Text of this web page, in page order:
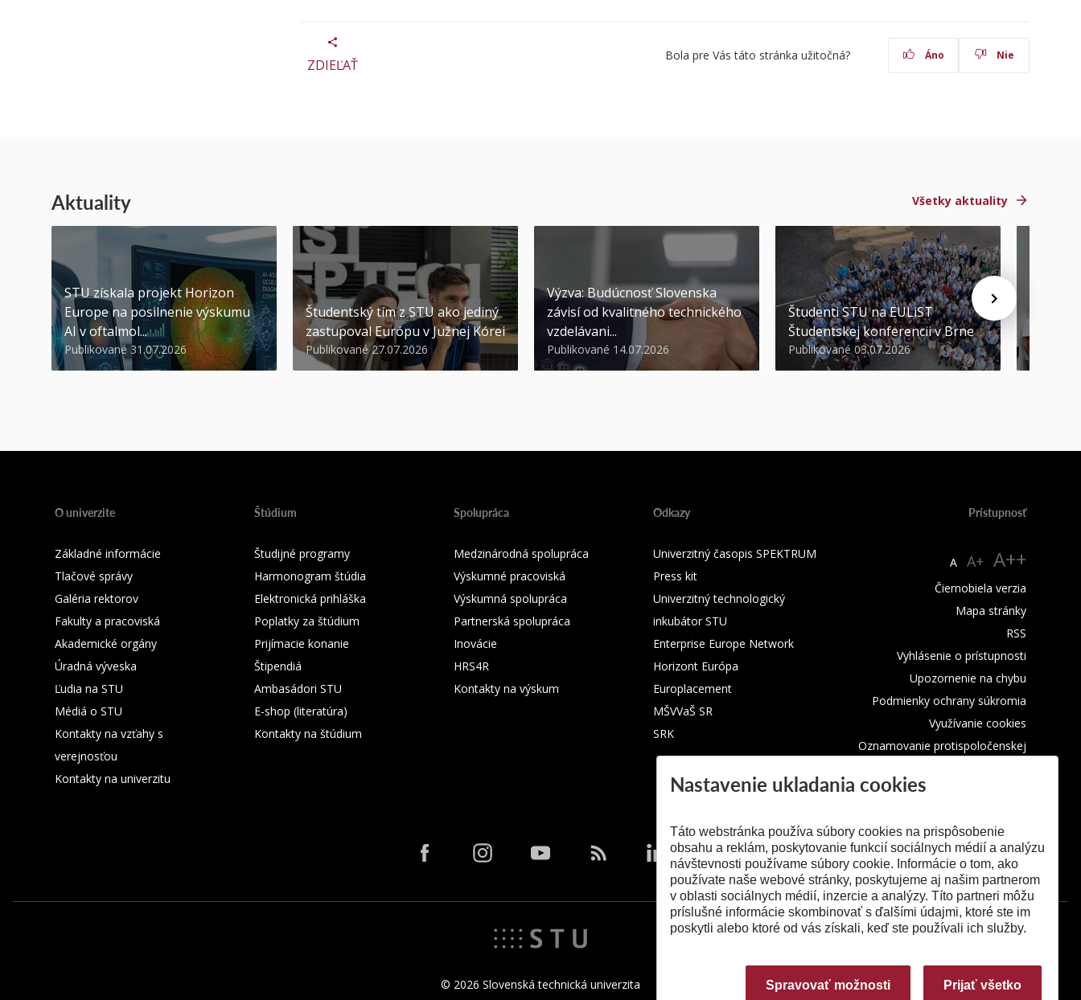
ZDIEĽAŤ
Bola pre Vás táto stránka užitočná? Áno Nie
Aktuality Všetky aktuality
STU získala projekt Horizon
Europe na posilnenie výskumu
AI v oftalmol...
Publikované 31.07.2026
Študentský tím z STU ako jediný
zastupoval Európu v Južnej Kórei
Publikované 27.07.2026
Výzva: Budúcnosť Slovenska
závisí od kvalitného technického
vzdelávani...
Publikované 14.07.2026
Študenti STU na EULiST
Študentskej konferencii v Brne
Publikované 03.07.2026
O univerzite
Základné informácie
Tlačové správy
Galéria rektorov
Fakulty a pracoviská
Akademické orgány
Úradná výveska
Ľudia na STU
Médiá o STU
Kontakty na vzťahy s
verejnosťou
Kontakty na univerzitu
Štúdium
Študijné programy
Harmonogram štúdia
Elektronická prihláška
Poplatky za štúdium
Prijímacie konanie
Štipendiá
Ambasádori STU
E-shop (literatúra)
Kontakty na štúdium
Spolupráca
Medzinárodná spolupráca
Výskumné pracoviská
Výskumná spolupráca
Partnerská spolupráca
Inovácie
HRS4R
Kontakty na výskum
Odkazy
Univerzitný časopis SPEKTRUM
Press kit
Univerzitný technologický
inkubátor STU
Enterprise Europe Network
Horizont Európa
Europlacement
MŠVVaŠ SR
SRK
Prístupnosť
A A+ A++
Čiernobiela verzia
Mapa stránky
RSS
Vyhlásenie o prístupnosti
Upozornenie na chybu
Podmienky ochrany súkromia
Využívanie cookies
Oznamovanie protispoločenskej
© 2026 Slovenská technická univerzita
Nastavenie ukladania cookies
Táto webstránka používa súbory cookies na prispôsobenie
obsahu a reklám, poskytovanie funkcií sociálnych médií a analýzu
návštevnosti používame súbory cookie. Informácie o tom, ako
používate naše webové stránky, poskytujeme aj našim partnerom
v oblasti sociálnych médií, inzercie a analýzy. Títo partneri môžu
príslušné informácie skombinovať s ďalšími údajmi, ktoré ste im
poskytli alebo ktoré od vás získali, keď ste používali ich služby.
Spravovať možnosti Prijať všetko